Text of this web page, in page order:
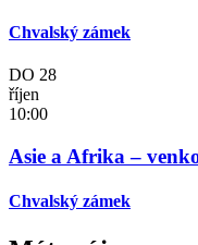
Chvalský zámek
DO 28
říjen
10:00
Asie a Afrika –
Chvalský zámek